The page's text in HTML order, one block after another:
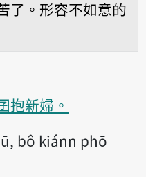
了。形容不如意的
新婦。
抱新婦。
bô kiánn phō